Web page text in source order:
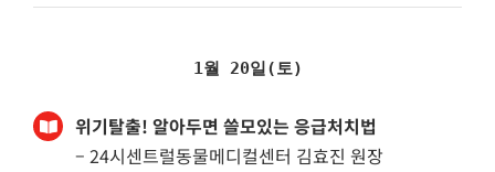
1월 20일(토)
위기탈출! 알아두면 쓸모있는 응급처치법
– 24시센트럴동물메디컬센터 김효진 원장